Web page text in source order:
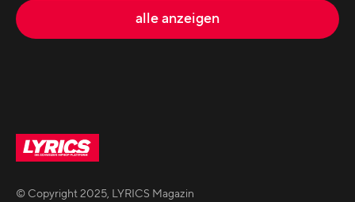
alle anzeigen
© Copyright2025, LYRICS Magazin